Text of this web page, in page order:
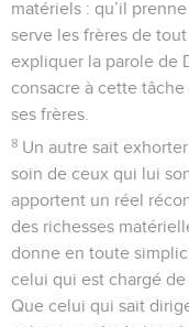
matériels : qu’il
serve les frères de
expliquer la parole de
consacre à cette
ses frères.
8 Un autre sait
soin de ceux qui lui
apportent un réel
des richesses
donne en toute
celui qui est chargé
Que celui qui sait